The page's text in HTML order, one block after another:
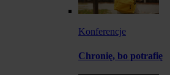
Konferencje
Chronię, bo potrafię